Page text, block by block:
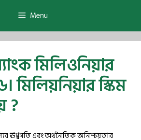
Menu
মিলিওনিয়ার
মিলিয়নিয়ার স্কিম
?
ঊর্ধ্বগতি এবং অর্থনৈতিক অনিশ্চয়তার